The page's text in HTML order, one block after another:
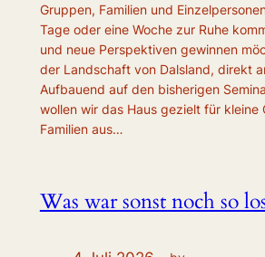
Gruppen, Familien und
Tage oder eine Woche zur Ruhe
und neue Perspektiven gewinnen
der Landschaft von Dalsland, direkt
Aufbauend auf den bisherigen
wollen wir das Haus gezielt für kleine
Familien aus…
Was war sonst noch so